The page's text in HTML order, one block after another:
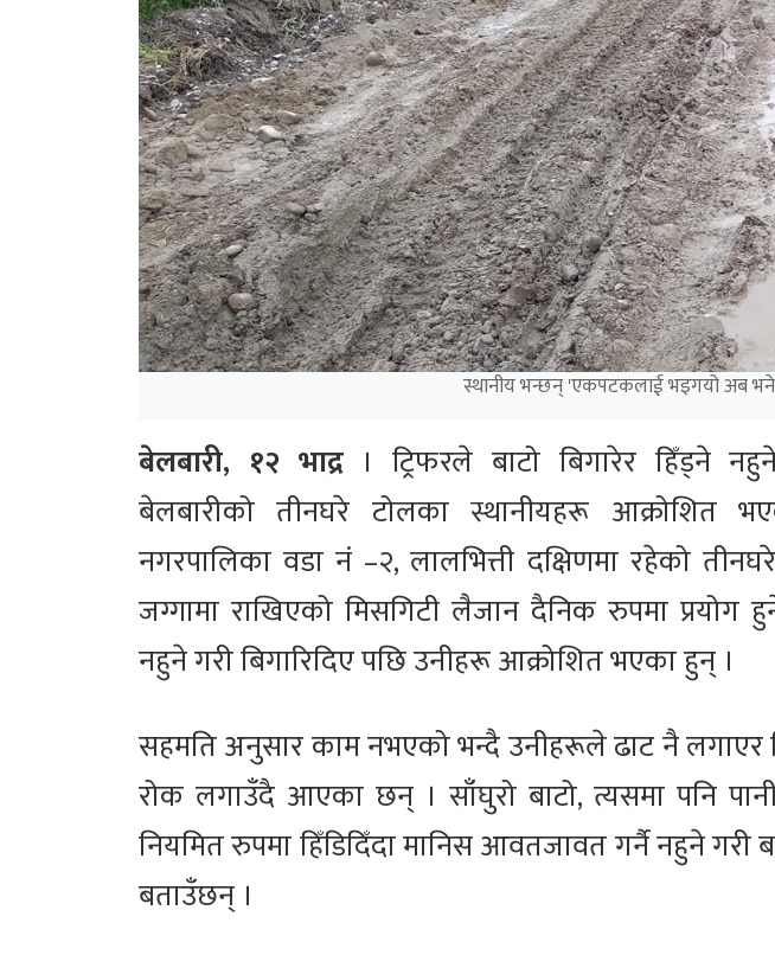
स्थानीय भन्छन् 'एकपटकलाई भइगयो अब भने
बेलबारी, १२ भाद्र । ट्रिफरले बाटो बिगारेर हिँड्ने
बेलबारीको तीनघरे टोलका स्थानीयहरू आक्रोशित
नगरपालिका वडा नं –२, लालभित्ती दक्षिणमा रहेको
जग्गामा राखिएको मिसगिटी लैजान दैनिक रुपमा प्रयोग
नहुने गरी बिगारिदिए पछि उनीहरू आक्रोशित भएका हुन् ।
सहमति अनुसार काम नभएको भन्दै उनीहरूले ढाट नै लगाएर
रोक लगाउँदै आएका छन् । साँघुरो बाटो, त्यसमा पनि
नियमित रुपमा हिँडिदिँदा मानिस आवतजावत गर्नै नहुने गरी
बताउँछन् ।